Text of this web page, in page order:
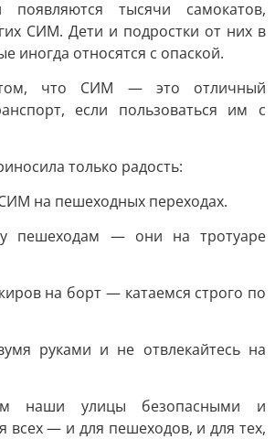
тысячи самокатов,
СИМ. Дети и подростки от них в
иногда относятся с опаской.
что СИМ — это отличный
если пользоваться им с
только радость:
СИМ на пешеходных переходах.
пешеходам — они на тротуаре
на борт — катаемся строго по
руками и не отвлекайтесь на
наши улицы безопасными и
всех — и для пешеходов, и для тех,